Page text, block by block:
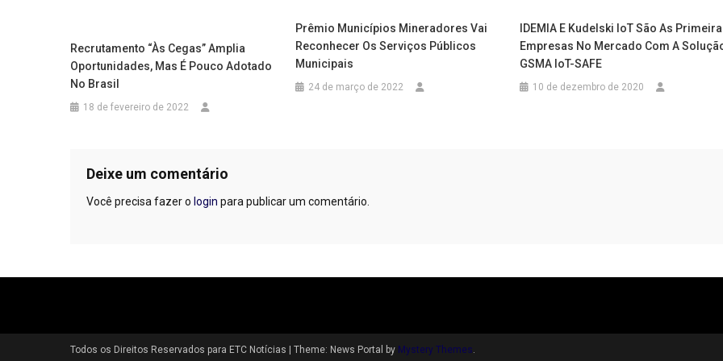
Recrutamento “às Cegas” Amplia
Oportunidades, Mas É Pouco Adotado
No Brasil
18 de fevereiro de 2022
Prêmio Municípios Mineradores Vai
Reconhecer Os Serviços Públicos
Municipais
24 de março de 2022
IDEMIA E Kudelski IoT São As
Empresas No Mercado Com A
GSMA IoT-SAFE
10 de dezembro de 2020
Deixe um comentário
Você precisa fazer o login para publicar um comentário.
Todos os Direitos Reservados para ETC Notícias Theme: News Portal by Mystery Themes.